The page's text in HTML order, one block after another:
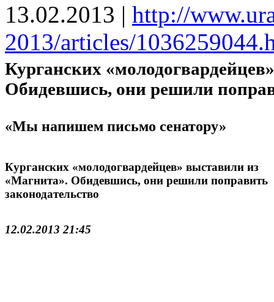
13.02.2013 | http://
2013/articles/
Курганских
Обидевшись, они решили
«Мы напишем письмо сенатору»
Курганских «молодогвардейцев» выставили из
«Магнита». Обидевшись, они решили поправить
законодательство
12.02.2013 21:45